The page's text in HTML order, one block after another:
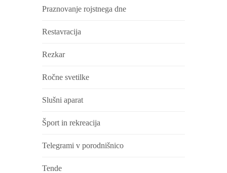
Praznovanje rojstnega dne
Restavracija
Rezkar
Ročne svetilke
Slušni aparat
Šport in rekreacija
Telegrami v porodnišnico
Tende